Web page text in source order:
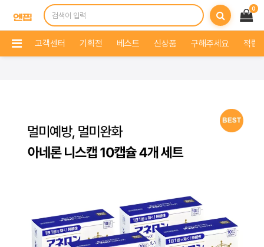
0
고객센터 기획전 베스트 신상품 구해주세요 적립